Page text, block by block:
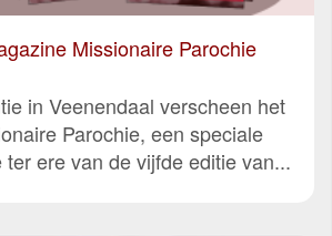
Missionaire Parochie
in Veenendaal verscheen het
Parochie, een speciale
ere van de vijfde editie van...